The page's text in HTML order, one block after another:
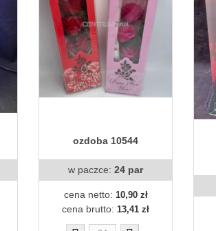
ozdoba 10544
w paczce: 24 par
cena netto: 10,90 zł
cena brutto: 13,41 zł